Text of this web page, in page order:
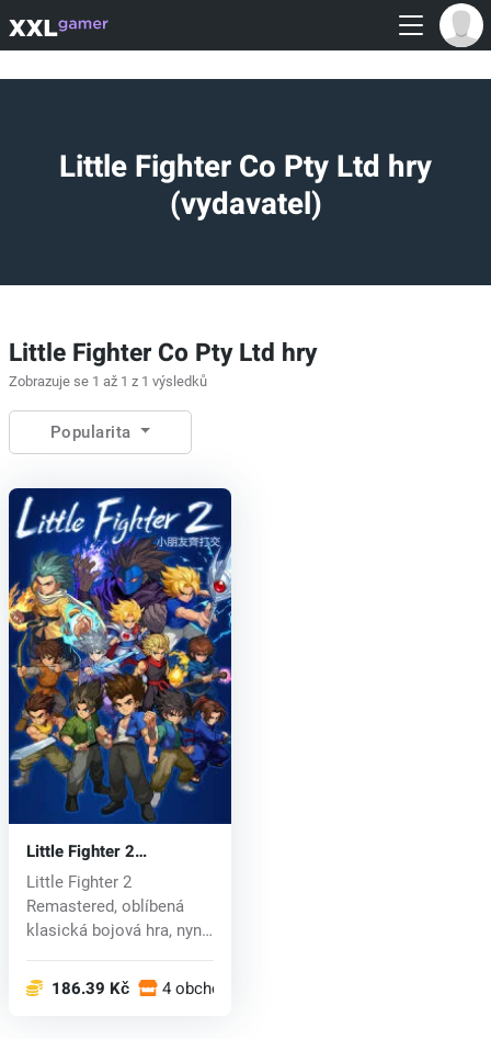
Little Fighter Co Pty Ltd hry
(vydavatel)
Little Fighter Co Pty Ltd hry
Zobrazuje se 1 až 1 z 1 výsledků
Popularita
Little Fighter 2
Remastered (PC) key
Little Fighter 2
Remastered, oblíbená
klasická bojová hra, nyní
186.39 Kč 4 obchodech